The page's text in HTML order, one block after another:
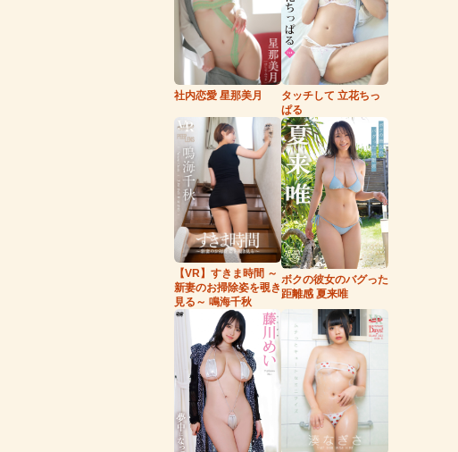
社内恋愛 星那美月
タッチして 立花ちっ
ぱる
【VR】すきま時間 ～
新妻のお掃除姿を覗き
見る～ 鳴海千秋
ボクの彼女のバグった
距離感 夏来唯